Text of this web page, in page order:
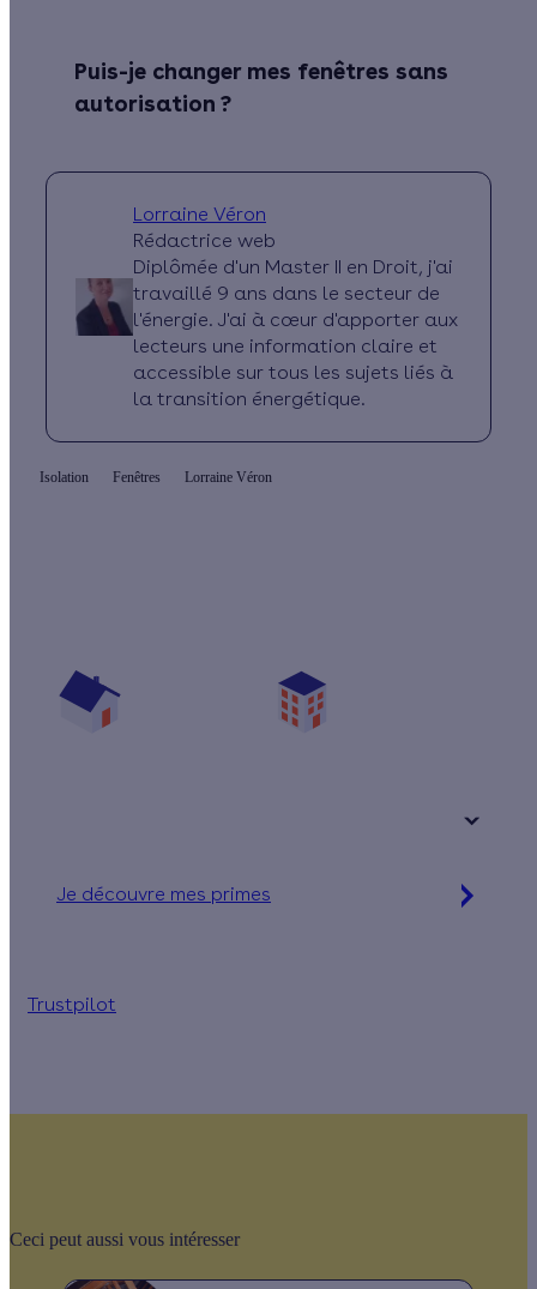
Puis-je changer mes fenêtres sans
autorisation ?
Lorraine Véron
Rédactrice web
Diplômée d'un Master II en Droit, j'ai
travaillé 9 ans dans le secteur de
l'énergie. J'ai à cœur d'apporter aux
lecteurs une information claire et
accessible sur tous les sujets liés à
la transition énergétique.
Isolation Fenêtres Lorraine Véron
Je découvre mes primes
Trustpilot
Ceci peut aussi vous intéresser